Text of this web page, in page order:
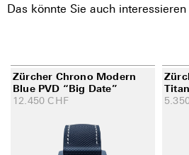
Das könnte Sie auch interessieren
Zürcher Chrono Modern
Blue PVD “Big Date”
12.450 CHF